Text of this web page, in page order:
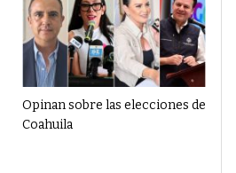
Opinan sobre las elecciones de
Coahuila